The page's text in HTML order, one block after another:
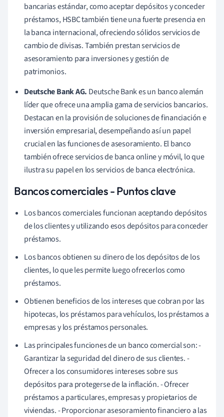
bancarias estándar, como aceptar depósitos y conceder
préstamos, HSBC también tiene una fuerte presencia en
la banca internacional, ofreciendo sólidos servicios de
cambio de divisas. También prestan servicios de
asesoramiento para inversiones y gestión de
patrimonios.
Deutsche Bank AG. Deutsche Bank es un banco alemán
líder que ofrece una amplia gama de servicios bancarios.
Destacan en la provisión de soluciones de financiación e
inversión empresarial, desempeñando así un papel
crucial en las funciones de asesoramiento. El banco
también ofrece servicios de banca online y móvil, lo que
ilustra su papel en los servicios de banca electrónica.
Bancos comerciales - Puntos clave
Los bancos comerciales funcionan aceptando depósitos
de los clientes y utilizando esos depósitos para conceder
préstamos.
Los bancos obtienen su dinero de los depósitos de los
clientes, lo que les permite luego ofrecerlos como
préstamos.
Obtienen beneficios de los intereses que cobran por las
hipotecas, los préstamos para vehículos, los préstamos a
empresas y los préstamos personales.
Las principales funciones de un banco comercial son: -
Garantizar la seguridad del dinero de sus clientes. -
Ofrecer a los consumidores intereses sobre sus
depósitos para protegerse de la inflación. - Ofrecer
préstamos a particulares, empresas y propietarios de
viviendas. - Proporcionar asesoramiento financiero a las